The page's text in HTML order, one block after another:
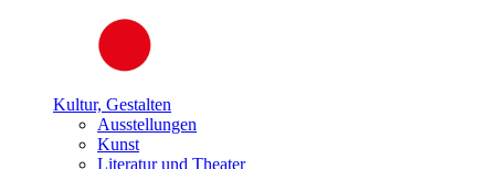
Kultur, Gestalten
Ausstellungen
Kunst
Literatur und Theater